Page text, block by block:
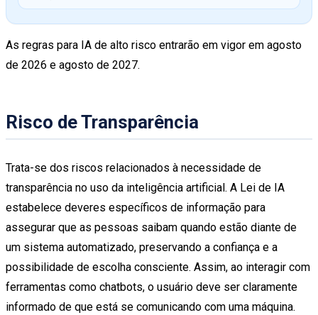
As regras para IA de alto risco entrarão em vigor em agosto
de 2026 e agosto de 2027.
Risco de Transparência
Trata-se dos riscos relacionados à necessidade de
transparência no uso da inteligência artificial. A Lei de IA
estabelece deveres específicos de informação para
assegurar que as pessoas saibam quando estão diante de
um sistema automatizado, preservando a confiança e a
possibilidade de escolha consciente. Assim, ao interagir com
ferramentas como chatbots, o usuário deve ser claramente
informado de que está se comunicando com uma máquina.